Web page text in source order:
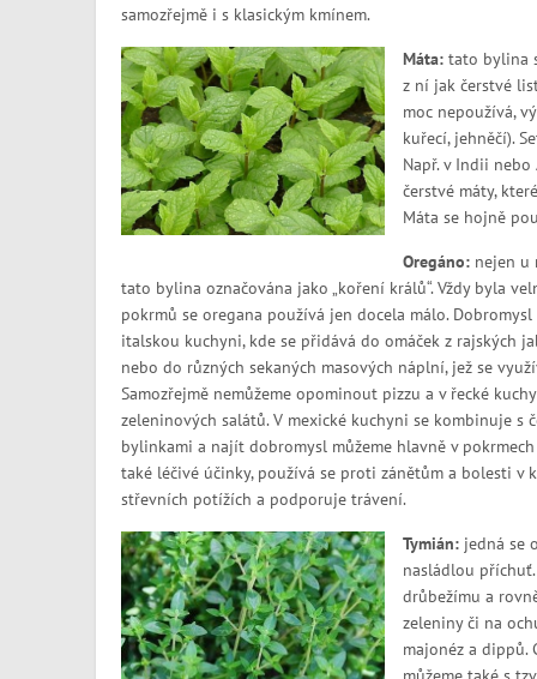
samozřejmě i s klasickým kmínem.
Máta:tato bylina
z ní jak čerstvé
moc nepoužívá,
kuřecí, jehněčí).
Např. v Indii
čerstvé máty,
Máta se hojně
Oregáno: nejen u
tato bylina označována jako „koření králů“. Vždy byla
pokrmů se oregana používá jen docela málo.
italskou kuchyni, kde se přidává do omáček z rajských
nebo do různých sekaných masových náplní, jež se
Samozřejmě nemůžeme opominout pizzu a v řecké
zeleninových salátů. V mexické kuchyni se kombinuje s
bylinkami a najít dobromysl můžeme hlavně v
také léčivé účinky, používá se proti zánětům a bolesti v
střevních potížích a podporuje trávení.
Tymián:jedná se
nasládlou
drůbežímu a
zeleniny či na
majonéz a dippů.